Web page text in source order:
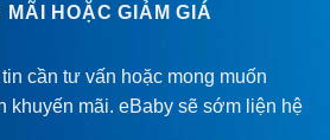
HOẶC GIẢM GIÁ
cần tư vấn hoặc mong muốn
khuyến mãi. eBaby sẽ sớm liện hệ